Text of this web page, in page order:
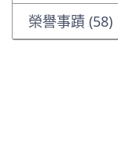
榮譽事蹟 (58)